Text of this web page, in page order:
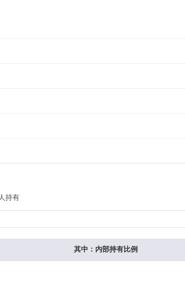
其中：内部持有比例